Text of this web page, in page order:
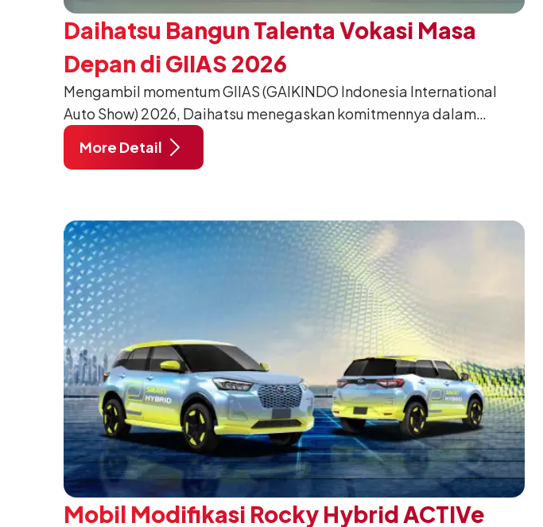
Daihatsu Bangun Talenta Vokasi Masa
Depan di GIIAS 2026
Mengambil momentum GIIAS (GAIKINDO Indonesia International
Auto Show) 2026, Daihatsu menegaskan komitmennya dalam
meningkatkan kualitas SDM (Sumber Daya Manusia) melalui
pendidikan vokasi bertema “Bersama Sahabat Membangun
pada 5 Agustus 2026.
More Detail
Mobil Modifikasi Rocky Hybrid ACTIVe